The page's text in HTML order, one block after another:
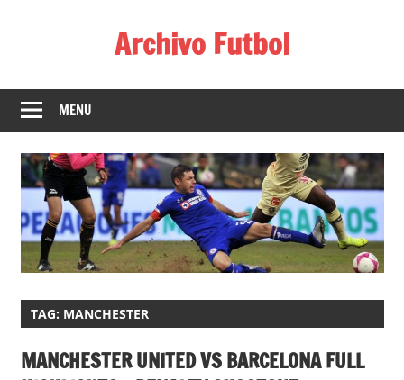
Archivo Futbol
Mejor
de
de
fútbol
MENU
TAG: MANCHESTER
MANCHESTER UNITED VS BARCELONA FULL